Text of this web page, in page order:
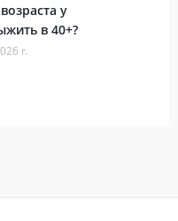
у
в 40+?
г.